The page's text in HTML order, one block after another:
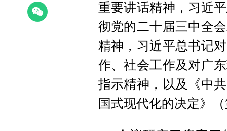
重要讲话精神，习近
彻党的二十届三中全
精神，习近平总书记
作、社会工作及对广
指示精神，以及《中
国式现代化的决定》